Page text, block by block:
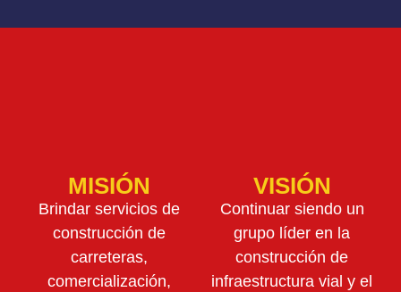
MISIÓN
Brindar servicios de
construcción de
carreteras,
comercialización,
VISIÓN
Continuar siendo un
grupo líder en la
construcción de
infraestructura vial y el